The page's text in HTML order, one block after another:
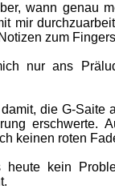
wann genau
mir
zum
nur ans
die G-Saite
erschwerte.
keinen roten
heute kein